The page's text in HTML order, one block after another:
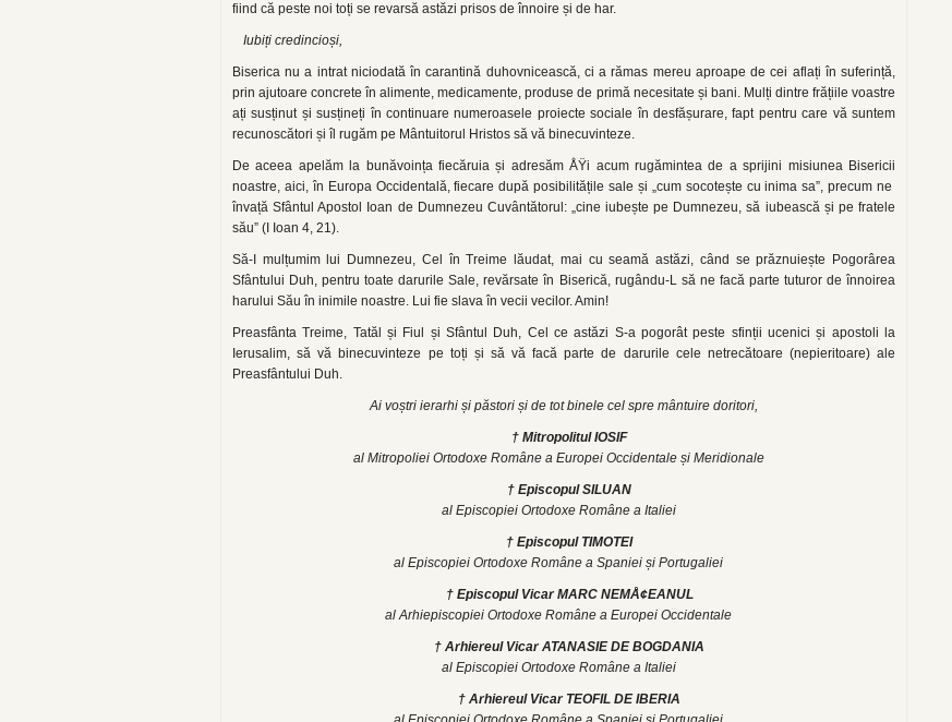
fiind că peste noi toți se revarsă astăzi prisos de înnoire și de har.
Iubiți credincioși,
Biserica nu a intrat niciodată în carantină duhovnicească, ci a rămas mereu aproape de cei aflați în suferință,
prin ajutoare concrete în alimente, medicamente, produse de primă necesitate și bani. Mulți dintre frățiile voastre
ați susținut și susțineți în continuare numeroasele proiecte sociale în desfășurare, fapt pentru care vă suntem
recunoscători și îl rugăm pe Mântuitorul Hristos să vă binecuvinteze.
De aceea apelăm la bunăvoința fiecăruia și adresăm ÅŸi acum rugămintea de a sprijini misiunea Bisericii
noastre, aici, în Europa Occidentală, fiecare după posibilitățile sale și „cum socotește cu inima sa”, precum ne
învață Sfântul Apostol Ioan de Dumnezeu Cuvântătorul: „cine iubește pe Dumnezeu, să iubească și pe fratele
său” (I Ioan 4, 21).
Să-I mulțumim lui Dumnezeu, Cel în Treime lăudat, mai cu seamă astăzi, când se prăznuiește Pogorârea
Sfântului Duh, pentru toate darurile Sale, revărsate în Biserică, rugându-L să ne facă parte tuturor de înnoirea
harului Său în inimile noastre. Lui fie slava în vecii vecilor. Amin!
Preasfânta Treime, Tatăl și Fiul și Sfântul Duh, Cel ce astăzi S-a pogorât peste sfinții ucenici și apostoli la
Ierusalim, să vă binecuvinteze pe toți și să vă facă parte de darurile cele netrecătoare (nepieritoare) ale
Preasfântului Duh.
Ai voștri ierarhi și păstori și de tot binele cel spre mântuire doritori,
† Mitropolitul IOSIF
al Mitropoliei Ortodoxe Române a Europei Occidentale și Meridionale
† Episcopul SILUAN
al Episcopiei Ortodoxe Române a Italiei
† Episcopul TIMOTEI
al Episcopiei Ortodoxe Române a Spaniei și Portugaliei
† Episcopul Vicar MARC NEMÅ¢EANUL
al Arhiepiscopiei Ortodoxe Române a Europei Occidentale
† Arhiereul Vicar ATANASIE DE BOGDANIA
al Episcopiei Ortodoxe Române a Italiei
† Arhiereul Vicar TEOFIL DE IBERIA